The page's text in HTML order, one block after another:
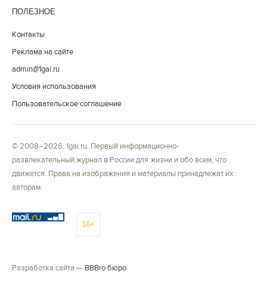
ПОЛЕЗНОЕ
Контакты
Реклама на сайте
admin@1gai.ru
Условия использования
Пользовательское соглашение
© 2008–2026. 1gai.ru. Первый информационно-
развлекательный журнал в России для жизни и обо всем, что
движется. Права на изображения и материалы принадлежат их
авторам.
16+
Разработка сайта — BBBro бюро